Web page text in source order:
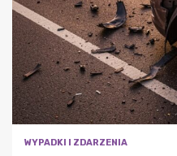
WYPADKI I ZDARZENIA